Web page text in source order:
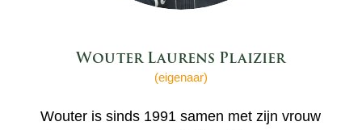
Wouter Laurens Plaizier
(eigenaar)
Wouter is sinds 1991 samen met zijn vrouw